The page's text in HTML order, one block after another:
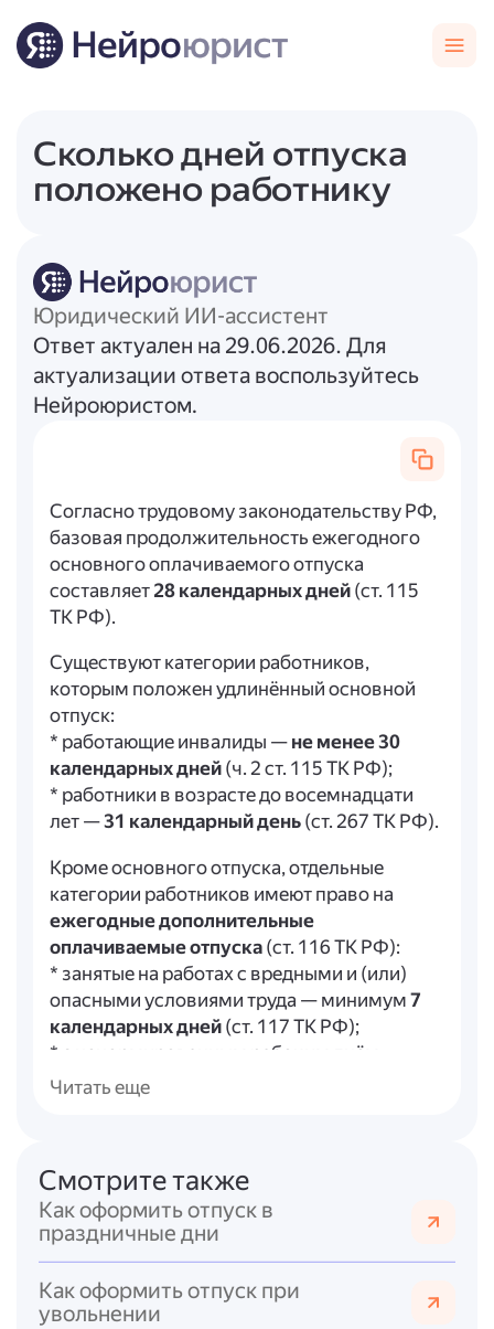
Сколько дней отпуска
положено работнику
Юридический ИИ-ассистент
Ответ актуален на 29.06.2026. Для
актуализации ответа воспользуйтесь
Нейроюристом.
Согласно трудовому законодательству РФ,
базовая продолжительность ежегодного
основного оплачиваемого отпуска
составляет 28 календарных дней(ст. 115
ТК РФ).
Существуют категории работников,
которым положен удлинённый основной
отпуск:
* работающие инвалиды — не менее 30
календарных дней(ч. 2 ст. 115 ТК РФ);
* работники в возрасте до восемнадцати
лет —31 календарный день(ст. 267 ТК РФ).
Кроме основного отпуска, отдельные
категории работников имеют право на
ежегодные дополнительные
оплачиваемые отпуска(ст. 116 ТК РФ):
* занятые на работах с вредными и (или)
опасными условиями труда — минимум 7
календарных дней(ст. 117 ТК РФ);
* с ненормированным рабочим днём —
минимум3 календарных дня
приравненных к районам Крайнего Севера,
—16 календарных дней(ст. 321 ТК РФ).
Общая продолжительность ежегодного
оплачиваемого отпуска определяется
суммированием основного и всех
Читать еще
Смотрите также
Как оформить отпуск в
праздничные дни
Как оформить отпуск при
увольнении